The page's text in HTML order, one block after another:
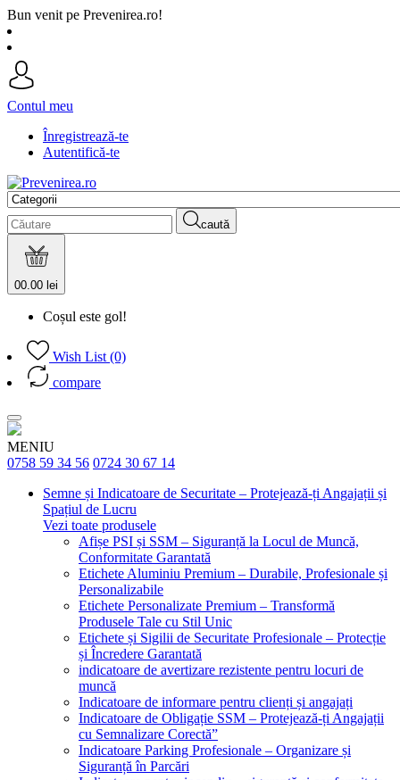
Bun venit pe Prevenirea.ro!
Contul meu
Înregistrează-te
Autentifică-te
caută
00.00 lei
Coșul este gol!
Wish List (0)
compare
MENIU
0758 59 34 56 0724 30 67 14
Semne și Indicatoare de Securitate – Protejează-ți Angajații și
Spațiul de Lucru
Vezi toate produsele
Afișe PSI și SSM – Siguranță la Locul de Muncă,
Conformitate Garantată
Etichete Aluminiu Premium – Durabile, Profesionale și
Personalizabile
Etichete Personalizate Premium – Transformă
Produsele Tale cu Stil Unic
Etichete și Sigilii de Securitate Profesionale – Protecție
și Încredere Garantată
indicatoare de avertizare rezistente pentru locuri de
muncă
Indicatoare de informare pentru clienți și angajați
Indicatoare de Obligație SSM – Protejează-ți Angajații
cu Semnalizare Corectă”
Indicatoare Parking Profesionale – Organizare și
Siguranță în Parcări